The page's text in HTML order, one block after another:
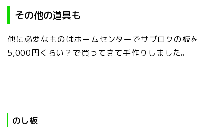
その他の道具も
他に必要なものはホームセンターでサブロクの板を
5,000円くらい？で買ってきて手作りしました。
のし板